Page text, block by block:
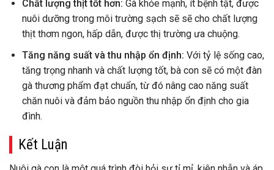
Chất lượng thịt tốt hơn: Gà khỏe mạnh, ít bệnh tật, được
nuôi dưỡng trong môi trường sạch sẽ sẽ cho chất lượng
thịt thơm ngon, hấp dẫn, được thị trường ưa chuộng.
Tăng năng suất và thu nhập ổn định: Với tỷ lệ sống cao,
tăng trọng nhanh và chất lượng tốt, bà con sẽ có một đàn
gà thương phẩm đạt chuẩn, từ đó nâng cao năng suất
chăn nuôi và đảm bảo nguồn thu nhập ổn định cho gia
đình.
Kết Luận